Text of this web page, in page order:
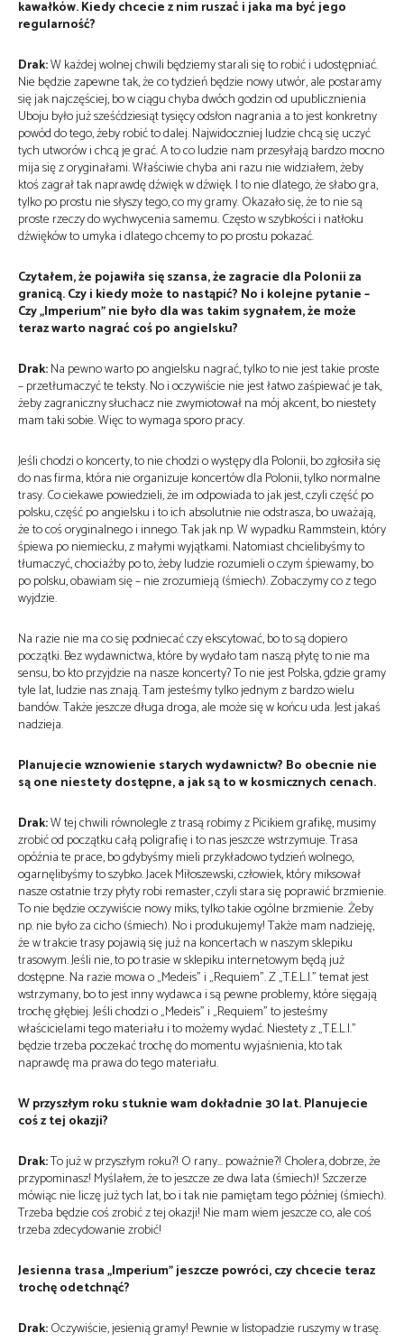
kawałków. Kiedy chcecie z nim ruszać i jaka ma być jego
regularność?
Drak:W każdej wolnej chwili będziemy starali się to robić i udostępniać.
Nie będzie zapewne tak, że co tydzień będzie nowy utwór, ale postaramy
się jak najczęściej, bo w ciągu chyba dwóch godzin od upublicznienia
Uboju było już sześćdziesiąt tysięcy odsłon nagrania a to jest konkretny
powód do tego, żeby robić to dalej. Najwidoczniej ludzie chcą się uczyć
tych utworów i chcą je grać. A to co ludzie nam przesyłają bardzo mocno
mija się z oryginałami. Właściwie chyba ani razu nie widziałem, żeby
ktoś zagrał tak naprawdę dźwięk w dźwięk. I to nie dlatego, że słabo gra,
tylko po prostu nie słyszy tego, co my gramy. Okazało się, że to nie są
proste rzeczy do wychwycenia samemu. Często w szybkości i natłoku
dźwięków to umyka i dlatego chcemy to po prostu pokazać.
Czytałem, że pojawiła się szansa, że zagracie dla Polonii za
granicą. Czy i kiedy może to nastąpić? No i kolejne pytanie –
Czy „Imperium” nie było dla was takim sygnałem, że może
teraz warto nagrać coś po angielsku?
Drak:Na pewno warto po angielsku nagrać, tylko to nie jest takie proste
– przetłumaczyć te teksty. No i oczywiście nie jest łatwo zaśpiewać je tak,
żeby zagraniczny słuchacz nie zwymiotował na mój akcent, bo niestety
mam taki sobie. Więc to wymaga sporo pracy.
Jeśli chodzi o koncerty, to nie chodzi o występy dla Polonii, bo zgłosiła się
do nas firma, która nie organizuje koncertów dla Polonii, tylko normalne
trasy. Co ciekawe powiedzieli, że im odpowiada to jak jest, czyli część po
polsku, część po angielsku i to ich absolutnie nie odstrasza, bo uważają,
że to coś oryginalnego i innego. Tak jak np. W wypadku Rammstein, który
śpiewa po niemiecku, z małymi wyjątkami. Natomiast chcielibyśmy to
tłumaczyć, chociażby po to, żeby ludzie rozumieli o czym śpiewamy, bo
po polsku, obawiam się – nie zrozumieją (śmiech). Zobaczymy co z tego
wyjdzie.
Na razie nie ma co się podniecać czy ekscytować, bo to są dopiero
początki. Bez wydawnictwa, które by wydało tam naszą płytę to nie ma
sensu, bo kto przyjdzie na nasze koncerty? To nie jest Polska, gdzie gramy
tyle lat, ludzie nas znają. Tam jesteśmy tylko jednym z bardzo wielu
bandów. Także jeszcze długa droga, ale może się w końcu uda. Jest jakaś
nadzieja.
Planujecie wznowienie starych wydawnictw? Bo obecnie nie
są one niestety dostępne, a jak są to w kosmicznych cenach.
Drak:W tej chwili równolegle z trasą robimy z Picikiem grafikę, musimy
zrobić od początku całą poligrafię i to nas jeszcze wstrzymuje. Trasa
opóźnia te prace, bo gdybyśmy mieli przykładowo tydzień wolnego,
ogarnęlibyśmy to szybko. Jacek Miłoszewski, człowiek, który miksował
nasze ostatnie trzy płyty robi remaster, czyli stara się poprawić brzmienie.
To nie będzie oczywiście nowy miks, tylko takie ogólne brzmienie. Żeby
np. nie było za cicho (śmiech). No i produkujemy! Także mam nadzieję,
że w trakcie trasy pojawią się już na koncertach w naszym sklepiku
trasowym. Jeśli nie, to po trasie w sklepiku internetowym będą już
dostępne. Na razie mowa o „Medeis” i „Requiem”. Z „T.E.L.I.” temat jest
wstrzymany, bo to jest inny wydawca i są pewne problemy, które sięgają
trochę głębiej. Jeśli chodzi o „Medeis” i „Requiem” to jesteśmy
właścicielami tego materiału i to możemy wydać. Niestety z „T.E.L.I.”
będzie trzeba poczekać trochę do momentu wyjaśnienia, kto tak
naprawdę ma prawa do tego materiału.
W przyszłym roku stuknie wam dokładnie 30 lat. Planujecie
coś z tej okazji?
Drak:To już w przyszłym roku?! O rany… poważnie?! Cholera, dobrze, że
przypominasz! Myślałem, że to jeszcze ze dwa lata (śmiech)! Szczerze
mówiąc nie liczę już tych lat, bo i tak nie pamiętam tego później (śmiech).
Trzeba będzie coś zrobić z tej okazji! Nie mam wiem jeszcze co, ale coś
trzeba zdecydowanie zrobić!
Jesienna trasa „Imperium” jeszcze powróci, czy chcecie teraz
trochę odetchnąć?
Drak:Oczywiście, jesienią gramy! Pewnie w listopadzie ruszymy w trasę.